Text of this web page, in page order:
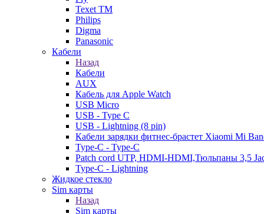
Texet TM
Philips
Digma
Panasonic
Кабели
Назад
Кабели
AUX
Кабель для Apple Watch
USB Micro
USB - Type C
USB - Lightning (8 pin)
Кабели зарядки фитнес-брастет Xiaomi Mi
Type-C - Type-C
Patch cord UTP, HDMI-HDMI,Тюльпаны 3,5
Type-C - Lightning
Жидкое стекло
Sim карты
Назад
Sim карты